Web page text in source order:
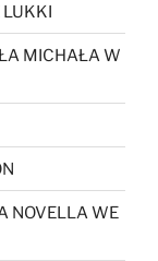
LUKKI
MICHAŁA W
NOVELLA WE